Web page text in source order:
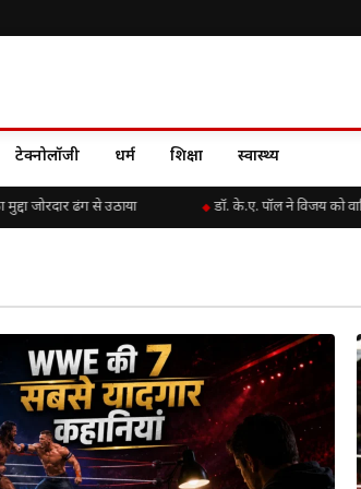
टेक्नोलॉजी धर्म शिक्षा स्वास्थ्य
जोरदार ढंग से उठाया डॉ. के.ए. पॉल ने विजय को